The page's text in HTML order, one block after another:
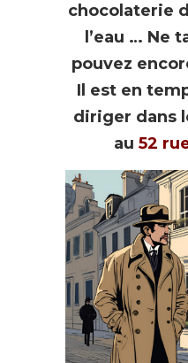
chocolaterie
l’eau … Ne
pouvez
Il est en
diriger dans
au 52